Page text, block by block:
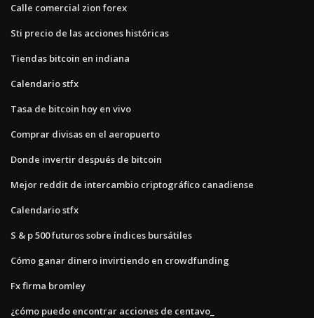
Calle comercial zion forex
Sti precio de las acciones históricas
Tiendas bitcoin en indiana
Calendario stfx
Tasa de bitcoin hoy en vivo
Comprar divisas en el aeropuerto
Donde invertir después de bitcoin
Mejor reddit de intercambio criptográfico canadiense
Calendario stfx
S & p 500 futuros sobre índices bursátiles
Cómo ganar dinero invirtiendo en crowdfunding
Fx firma bromley
¿cómo puedo encontrar acciones de centavo_